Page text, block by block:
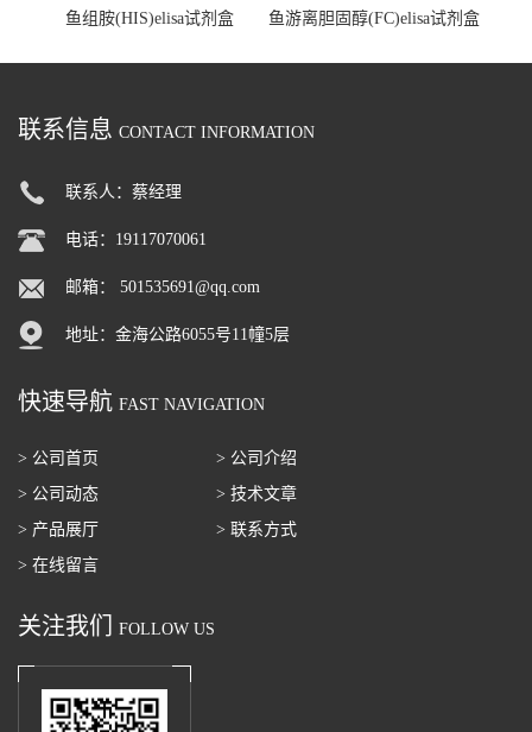
鱼组胺(HIS)elisa试剂盒 鱼游离胆固醇(FC)elisa试剂盒
联系信息 CONTACT INFORMATION
联系人：蔡经理
电话：19117070061
邮箱： 501535691@qq.com
地址：金海公路6055号11幢5层
快速导航 FAST NAVIGATION
> 公司首页
> 公司介绍
> 公司动态
> 技术文章
> 产品展厅
> 联系方式
> 在线留言
关注我们 FOLLOW US